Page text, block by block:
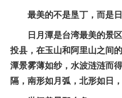
最美的不是垦丁，而是
日月潭是台湾最美的景
投县，在玉山和阿里山之间
潭景雾薄如纱，水波涟涟而
隔，南形如月弧，北形如日